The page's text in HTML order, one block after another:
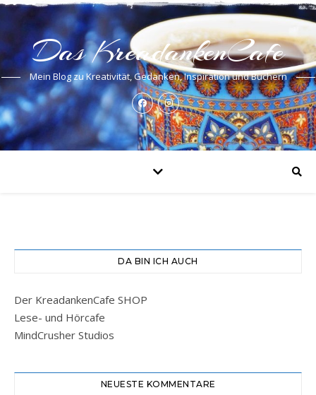
Das KreadankenCafe
Mein Blog zu Kreativität, Gedanken, Inspiration und Büchern
DA BIN ICH AUCH
Der KreadankenCafe SHOP
Lese- und Hörcafe
MindCrusher Studios
NEUESTE KOMMENTARE